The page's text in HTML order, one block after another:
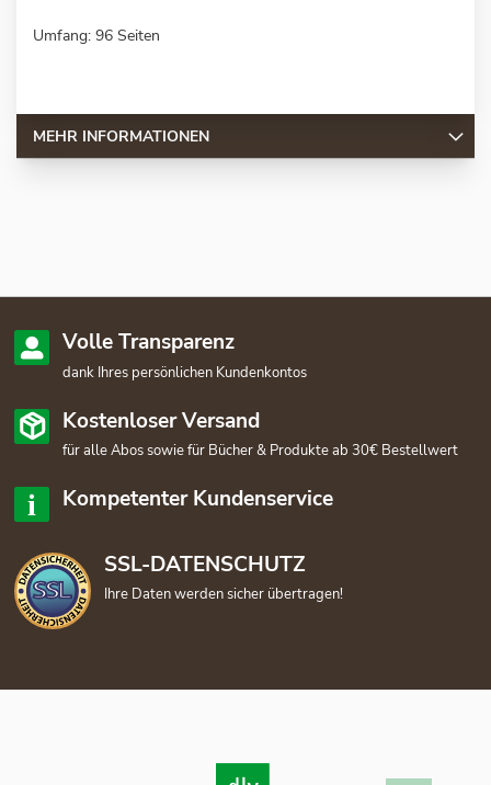
Umfang: 96 Seiten
MEHR INFORMATIONEN
Volle Transparenz
dank Ihres persönlichen Kundenkontos
Kostenloser Versand
für alle Abos sowie für Bücher & Produkte ab 30€ Bestellwert
Kompetenter Kundenservice
SSL-DATENSCHUTZ
Ihre Daten werden sicher übertragen!